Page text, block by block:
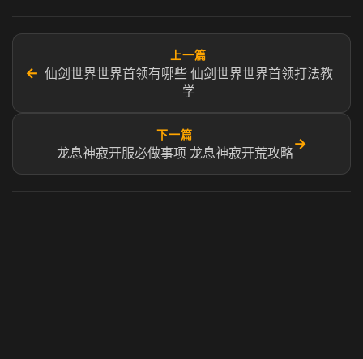
←
上一篇
仙剑世界世界首领有哪些 仙剑世界世界首领打法教
学
下一篇
龙息神寂开服必做事项 龙息神寂开荒攻略
→